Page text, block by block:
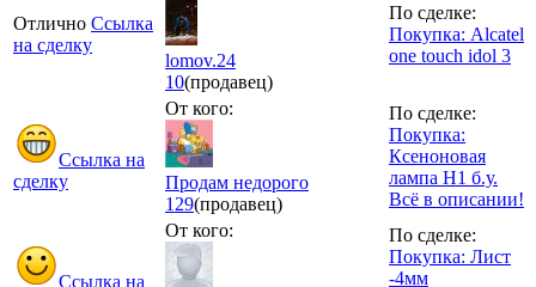
Отлично Ссылка
на сделку
lomov.24
10(продавец)
По сделке:
Покупка: Alcatel
one touch idol 3
Ссылка на
сделку
От кого:
Продам недорого
129(продавец)
По сделке:
Покупка:
Ксеноновая
лампа H1 б.у.
Всё в описании!
Ссылка на
От кого:
По сделке:
Покупка: Лист
-4мм